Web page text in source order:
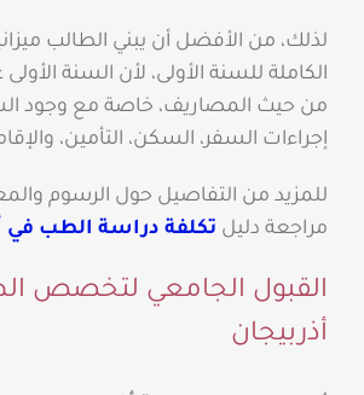
لذلك، من الأفضل أن يبني الطالب
الكاملة للسنة الأولى، لأن السنة الأولى
من حيث المصاريف، خاصة مع وجود
إجراءات السفر، السكن، التأمين،
للمزيد من التفاصيل حول الرسوم
مراجعة دليل تكلفة دراسة الطب في
القبول الجامعي لتخصص
أذربيجان